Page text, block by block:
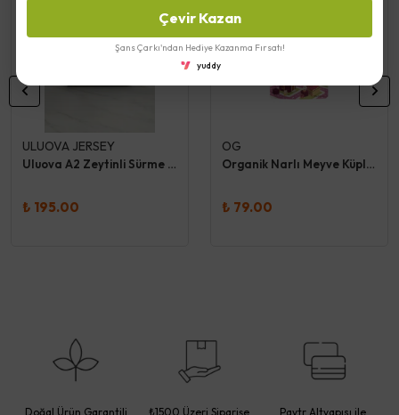
ULUOVA JERSEY
Uluova A2 Zeytinli Sürme Peynir
₺ 195.00
OG
Organik Narlı Meyve Küpleri 30 Gr
₺ 79.00
Doğal Ürün Garantili
₺1500 Üzeri Siparişe
Paytr Altyapısı ile
Çevir Kazan
Şans Çarkı'ndan Hediye Kazanma Fırsatı!
yuddy